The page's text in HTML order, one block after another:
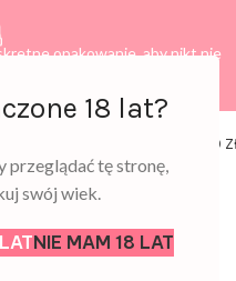
18 lat?
przeglądać tę stronę,
swój wiek.
NIE MAM 18 LAT
opakowanie, aby nikt nie
0,00